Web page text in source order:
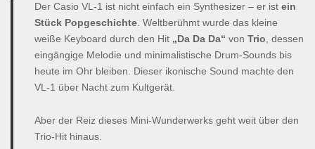
Der Casio VL-1 ist nicht einfach ein Synthesizer – er ist ein
Stück Popgeschichte. Weltberühmt wurde das kleine
weiße Keyboard durch den Hit „Da Da Da“ von Trio, dessen
eingängige Melodie und minimalistische Drum-Sounds bis
heute im Ohr bleiben. Dieser ikonische Sound machte den
VL-1 über Nacht zum Kultgerät.
Aber der Reiz dieses Mini-Wunderwerks geht weit über den
Trio-Hit hinaus.